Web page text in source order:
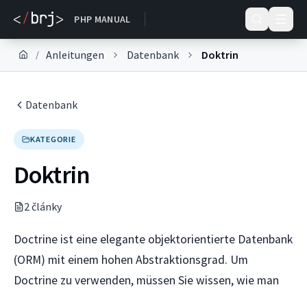
PHP MANUAL
DOKUMENTACE
/ Anleitungen Datenbank Doktrin
Datenbank
KATEGORIE
Doktrin
2články
Doctrine ist eine elegante objektorientierte Datenbank
(ORM) mit einem hohen Abstraktionsgrad. Um
Doctrine zu verwenden, müssen Sie wissen, wie man